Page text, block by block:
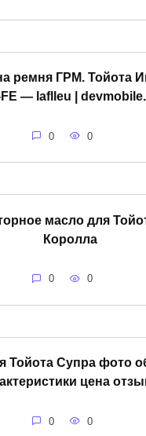
ремня ГРМ. Тойота
— laflleu |
0 0
масло для
Королла
0 0
Тойота Супра фото
цена
0 0